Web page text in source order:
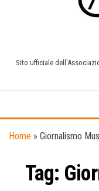
Sito ufficiale
Home » Giornalismo
Tag: